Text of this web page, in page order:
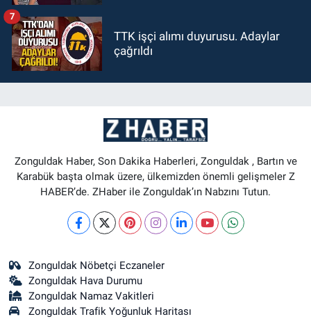
TTK işçi alımı duyurusu. Adaylar
çağrıldı
7
Zonguldak Haber, Son Dakika Haberleri, Zonguldak , Bartın ve
Karabük başta olmak üzere, ülkemizden önemli gelişmeler Z
HABER’de. ZHaber ile Zonguldak’ın Nabzını Tutun.
Zonguldak Nöbetçi Eczaneler
Zonguldak Hava Durumu
Zonguldak Namaz Vakitleri
Zonguldak Trafik Yoğunluk Haritası